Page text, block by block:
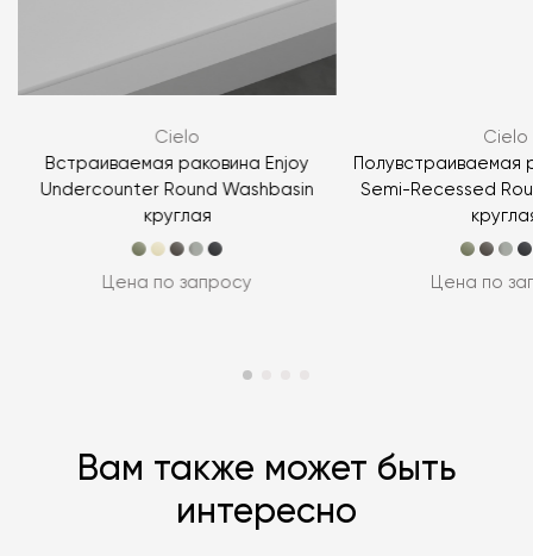
политикой персональных данных
ЗАДАТЬ ВОПРОС
Cielo
Встраиваемая раковина Enjoy
Undercounter Round Washbasin
круглая
Цена по запросу
Cielo
Полувстраиваемая
Semi-Recessed
Цена по
Вам также может быть
интересно